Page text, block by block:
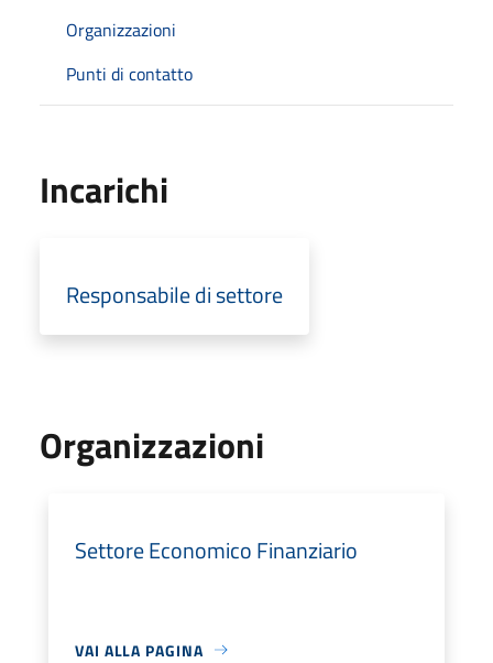
Organizzazioni
Punti di contatto
Incarichi
Responsabile di settore
Organizzazioni
Settore Economico Finanziario
VAI ALLA PAGINA